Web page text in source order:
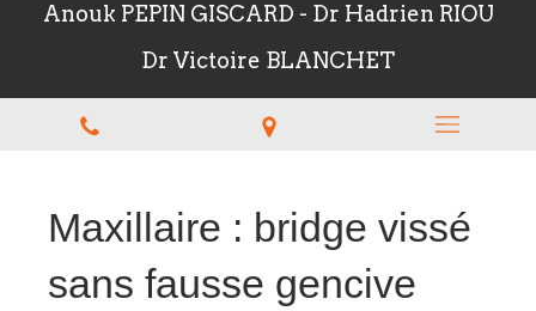
Anouk PEPIN GISCARD - Dr Hadrien RIOU
Dr Victoire BLANCHET
Maxillaire : bridge vissé
sans fausse gencive